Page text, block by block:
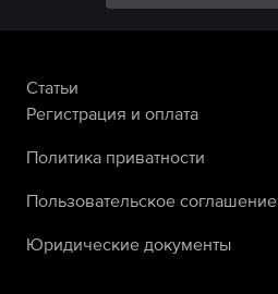
Статьи
Регистрация и оплата
Политика приватности
Пользовательское соглашение
Юридические документы